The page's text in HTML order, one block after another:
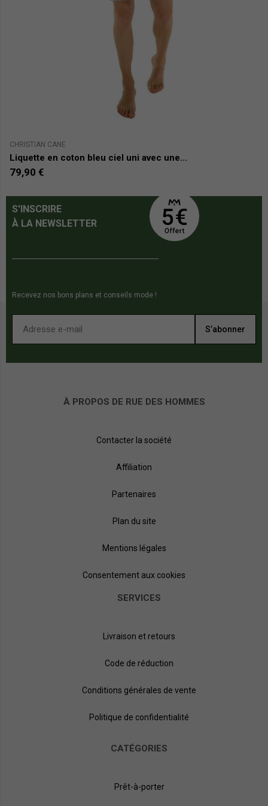
CHRISTIAN CANE
Liquette en coton bleu ciel uni avec une...
79,90 €
S'INSCRIRE
À LA NEWSLETTER
Recevez nos bons plans et conseils mode !
S’abonner
À PROPOS DE RUE DES HOMMES
Contacter la société
Affiliation
Partenaires
Plan du site
Mentions légales
Consentement aux cookies
SERVICES
Livraison et retours
Code de réduction
Conditions générales de vente
Politique de confidentialité
CATÉGORIES
Prêt-à-porter